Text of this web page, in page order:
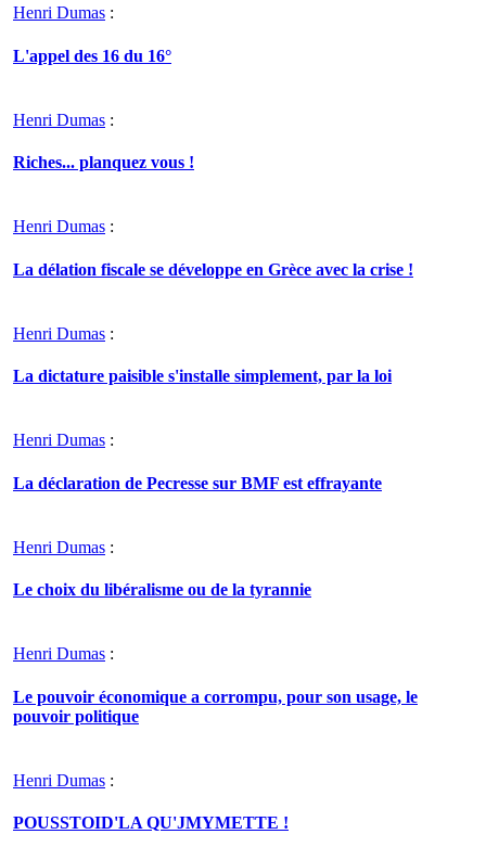
Henri Dumas :
L'appel des 16 du 16°
Henri Dumas :
Riches... planquez vous !
Henri Dumas :
La délation fiscale se développe en Grèce avec la crise !
Henri Dumas :
La dictature paisible s'installe simplement, par la loi
Henri Dumas :
La déclaration de Pecresse sur BMF est effrayante
Henri Dumas :
Le choix du libéralisme ou de la tyrannie
Henri Dumas :
Le pouvoir économique a corrompu, pour son usage, le
pouvoir politique
Henri Dumas :
POUSSTOID'LA QU'JMYMETTE !